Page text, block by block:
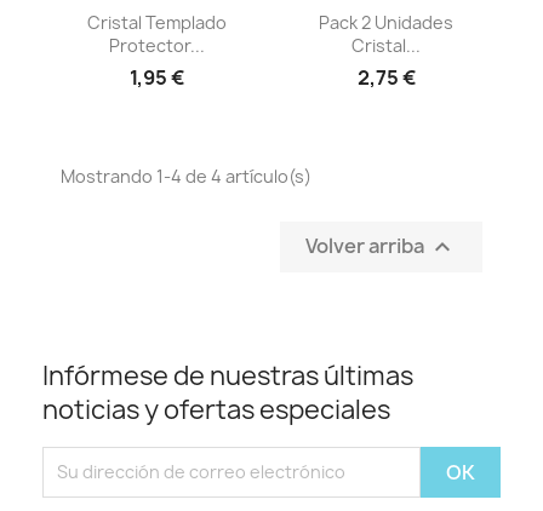
Vista rápida
Cristal Templado
Protector...
1,95 €
Vista rápida
Pack 2 Unidades
Cristal...
2,75 €
Mostrando 1-4 de 4 artículo(s)
Volver arriba 
Infórmese de nuestras últimas
noticias y ofertas especiales